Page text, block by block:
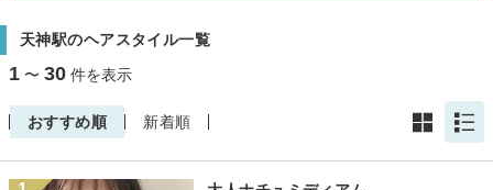
天神駅のヘアスタイル一覧
1 〜 30 件を表示
おすすめ順 新着順